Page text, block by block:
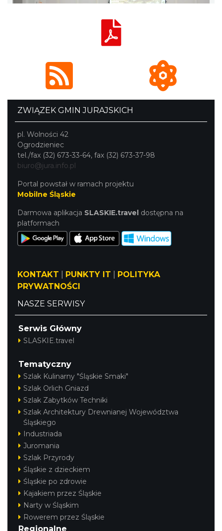
ZWIĄZEK GMIN JURAJSKICH
pl. Wolności 42
Ogrodzieniec
tel./fax (32) 673-33-64, fax (32) 673-37-98
biuro@jura.info.pl
Portal powstał w ramach projektu
Mobilne Śląskie
Darmowa aplikacja SLASKIE.travel dostępna na
platformach
KONTAKT PUNKTY IT
POLITYKA
PRYWATNOŚCI
NASZE SERWISY
Serwis Główny
SLASKIE.travel
Tematyczny
Szlak Kulinarny "Śląskie Smaki"
Szlak Orlich Gniazd
Szlak Zabytków Techniki
Szlak Architektury Drewnianej Województwa
Śląskiego
Industriada
Juromania
Szlak Przyrody
Śląskie z dzieckiem
Śląskie po zdrowie
Kajakiem przez Śląskie
Narty w Śląskim
Rowerem przez Śląskie
Regionalne